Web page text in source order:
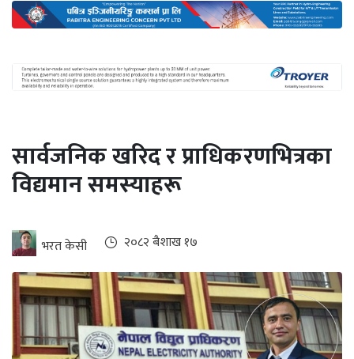
ऊर्जा
दक्षता
खबर
हरित
इभी
सम्पादकीय
बैंक
पर्यटन
सार्वजनिक खरिद र प्राधिकरणभित्रका
विद्यमान समस्याहरू
भरत केसी २०८२ ब‌ैशाख १७